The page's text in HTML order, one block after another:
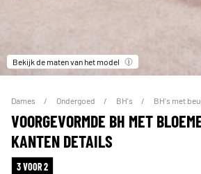
Bekijk de maten van het model
Dames Ondergoed BH's BH's met
VOORGEVORMDE BH MET
KANTEN DETAILS
3 VOOR 2